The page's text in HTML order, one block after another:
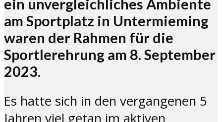
ein unvergleichliches Ambiente
am Sportplatz in Untermieming
waren der Rahmen für die
Sportlerehrung am 8. September
2023.
Es hatte sich in den vergangenen 5
Jahren viel getan im aktiven